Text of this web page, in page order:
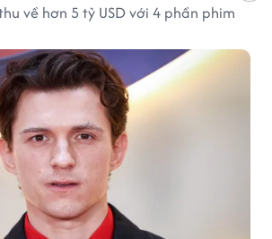
về hơn 5 tỷ USD với 4 phần phim